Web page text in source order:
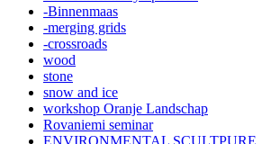
-Binnenmaas
-merging grids
-crossroads
wood
stone
snow and ice
workshop Oranje Landschap
Rovaniemi seminar